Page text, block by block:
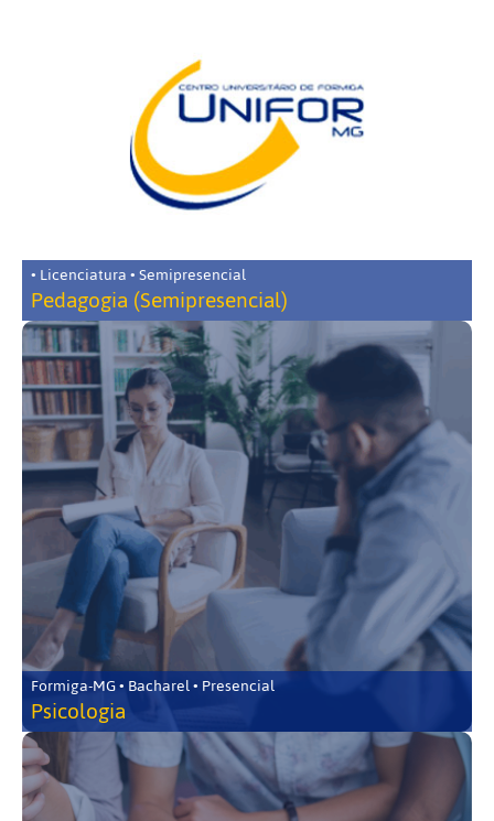
• Licenciatura • Semipresencial
Pedagogia (Semipresencial)
Formiga-MG • Bacharel • Presencial
Psicologia